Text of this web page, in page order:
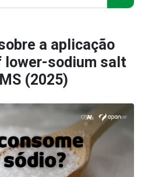
a aplicação
lower-sodium salt
(2025)